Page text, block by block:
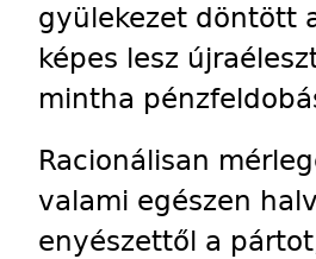
gyülekezet döntött
képes lesz
mintha
Racionálisan
valami egészen
enyészettől a